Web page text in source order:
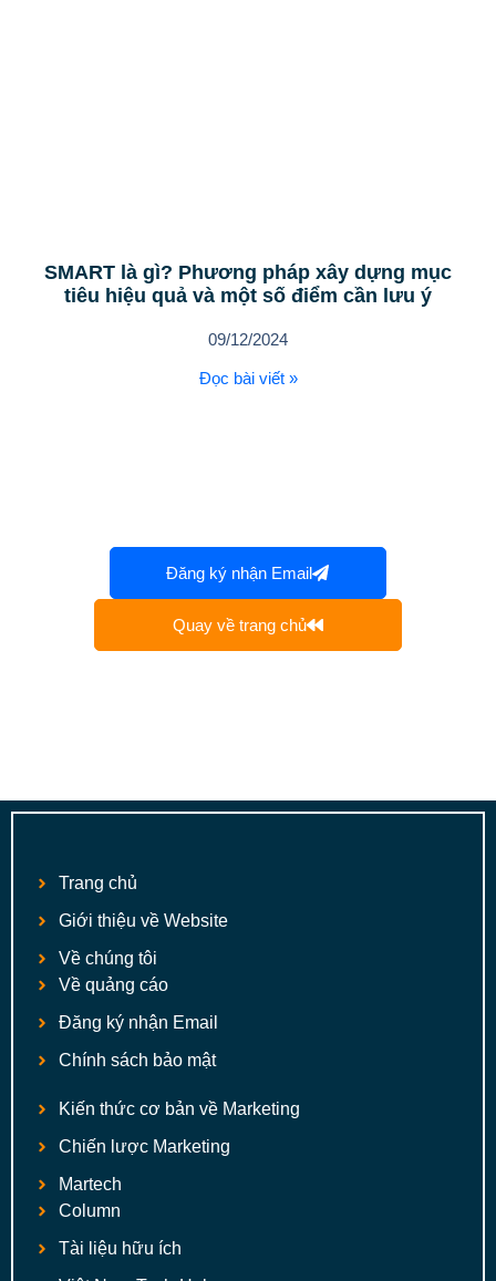
SMART là gì? Phương pháp xây dựng mục
tiêu hiệu quả và một số điểm cần lưu ý
09/12/2024
Đọc bài viết »
Đăng ký nhận Email
Quay về trang chủ
Trang chủ
Giới thiệu về Website
Về chúng tôi
Về quảng cáo
Đăng ký nhận Email
Chính sách bảo mật
Kiến thức cơ bản về Marketing
Chiến lược Marketing
Martech
Column
Tài liệu hữu ích